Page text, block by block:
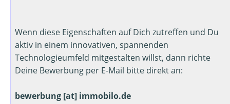
Wenn diese Eigenschaften auf Dich zutreffen und Du
aktiv in einem innovativen, spannenden
Technologieumfeld mitgestalten willst, dann richte
Deine Bewerbung per E-Mail bitte direkt an:
bewerbung [at] immobilo.de